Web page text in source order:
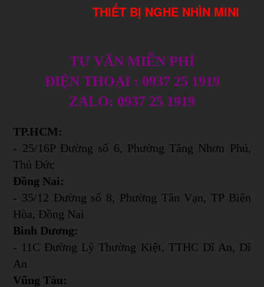
THIẾT BỊ NGHE NHÌN MINI
TƯ VẤN MIỄN PHÍ
ĐIỆN THOẠI : 0937 25 1919
ZALO: 0937 25 1919
TP.HCM:
- 25/16P Đường số 6, Phường Tăng Nhơn Phú,
Thủ Đức
Đồng Nai:
- 35/12 Đường số 8, Phường Tân Vạn, TP Biên
Hòa, Đồng Nai
Bình Dương:
- 11C Đường Lỹ Thường Kiệt, TTHC Dĩ An, Dĩ
An
Vũng Tàu: